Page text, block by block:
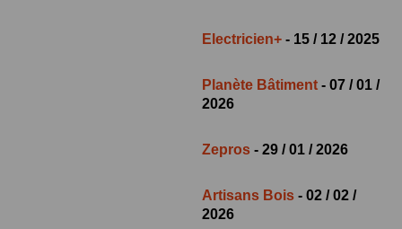
Electricien+ - 15 / 12 / 2025
Planète Bâtiment - 07 / 01 /
2026
Zepros - 29 / 01 / 2026
Artisans Bois - 02 / 02 /
2026